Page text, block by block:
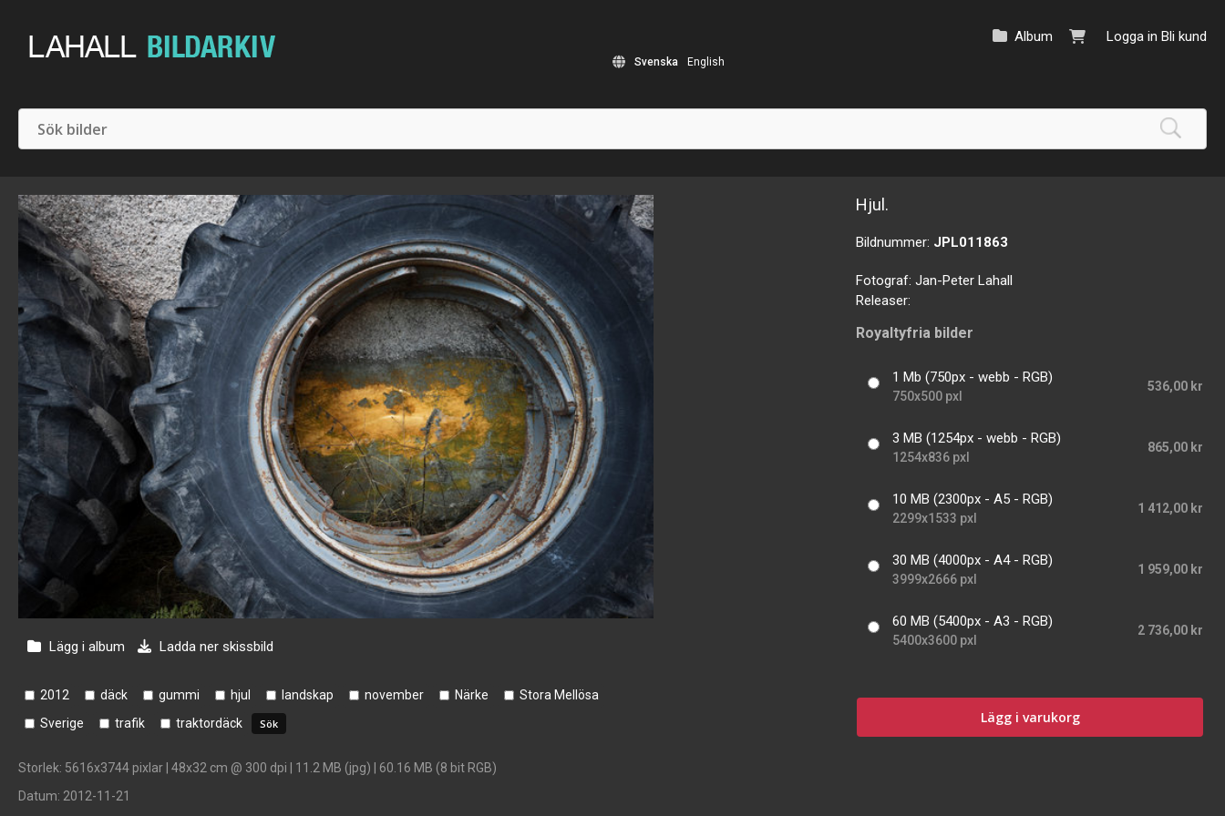
Logga in Bli kund
Album
Svenska English
Lägg i album Ladda ner skissbild
2012 däck gummi hjul landskap november Närke
Stora Mellösa
Sverige
trafik traktordäck
Storlek: 5616x3744 pixlar | 48x32 cm @ 300 dpi | 11.2 MB (jpg) | 60.16 MB (8 bit RGB)
Datum: 2012-11-21
Hjul.
Bildnummer: JPL011863
Fotograf:Jan-Peter Lahall
Releaser:
Royaltyfria bilder
1 Mb (750px - webb - RGB)
750x500 pxl
536,00 kr
3 MB (1254px - webb - RGB)
1254x836 pxl
865,00 kr
10 MB (2300px - A5 - RGB)
2299x1533 pxl
1 412,00 kr
30 MB (4000px - A4 - RGB)
3999x2666 pxl
1 959,00 kr
60 MB (5400px - A3 - RGB)
5400x3600 pxl
2 736,00 kr
Lägg i varukorg